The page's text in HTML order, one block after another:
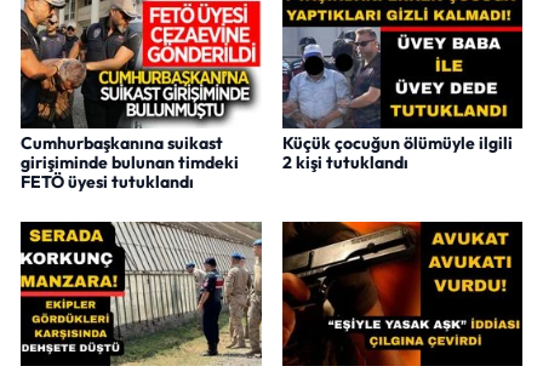
Cumhurbaşkanına suikast
girişiminde bulunan timdeki
FETÖ üyesi tutuklandı
Küçük çocuğun ölümüyle ilgili
2 kişi tutuklandı